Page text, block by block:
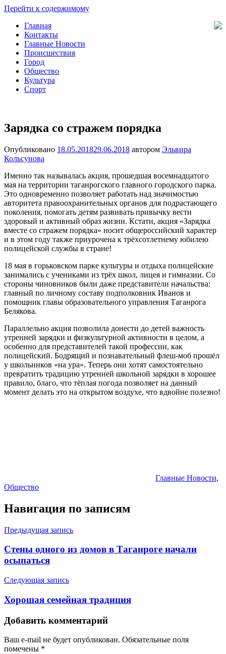
Перейти к содержимому
Новости
Таганрога
Общество,
Происшествия,
Спорт,
Новости
Города
Главная
Контакты
Главные Новости
Происшествия
Город
Общество
Культура
Спорт
Зарядка со стражем порядка
Опубликовано 18.05.201829.06.2018 автором Эльвира
Кольсунова
Именно так называлась акция, прошедшая восемнадцатого
мая на территории таганрогского главного городского парка.
Это одновременно позволяет работать над значимостью
авторитета правоохранительных органов для подрастающего
поколения, помогать детям развивать привычку вести
здоровый и активный образ жизни. Кстати, акция «Зарядка
вместе со стражем порядка» носит общероссийский характер
и в этом году также приурочена к трёхсотлетнему юбилею
полицейской службы в стране!
18 мая в горьковском парке культуры и отдыха полицейские
занимались с учениками из трёх школ, лицея и гимназии. Со
стороны чиновников были даже представители начальства:
главный по личному составу подполковник Иванов и
помощник главы образовательного управления Таганрога
Белякова.
Параллельно акция позволила донести до детей важность
утренней зарядки и физкультурной активности в целом, а
особенно для представителей такой профессии, как
полицейский. Бодрящий и познавательный флеш-моб прошёл
у школьников «на ура». Теперь они хотят самостоятельно
превратить традицию утренней школьной зарядки в хорошее
правило, благо, что тёплая погода позволяет на данный
момент делать это на открытом воздухе, что вдвойне полезно!
Главные Новости,
Общество
Навигация по записям
Предыдущая запись
Стены одного из домов в Таганроге начали
осыпаться
Следующая запись
Хорошая семейная традиция
Добавить комментарий
Ваш e-mail не будет опубликован. Обязательные поля
помечены *